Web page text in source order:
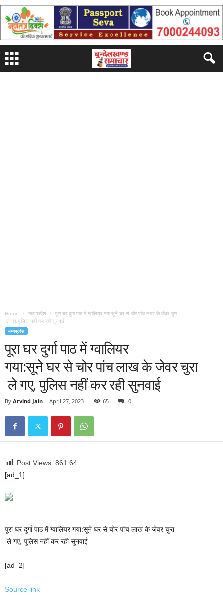
Home मध्यप्रदेश
पूरा घर दुर्गा पाठ में ग्वालियर गया:सूने घर से चोर पांच लाख के जेवर चुरा
ले गए, पुलिस नहीं कर रही सुनवाई
मध्यप्रदेश
पूरा घर दुर्गा पाठ में ग्वालियर
गया:सूने घर से चोर पांच लाख के जेवर चुरा
ले गए, पुलिस नहीं कर रही सुनवाई
By Arvind Jain - April 27, 2023 65 0
Post Views: 861 64
[ad_1]
पूरा घर दुर्गा पाठ में ग्वालियर गया:सूने घर से चोर पांच लाख के जेवर चुरा
ले गए, पुलिस नहीं कर रही सुनवाई
[ad_2]
Source link